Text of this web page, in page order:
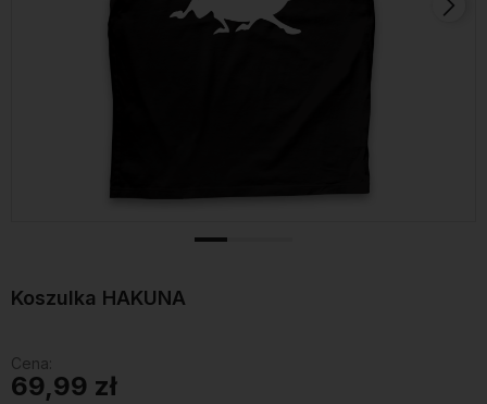
Koszulka HAKUNA
Cena:
69,99 zł